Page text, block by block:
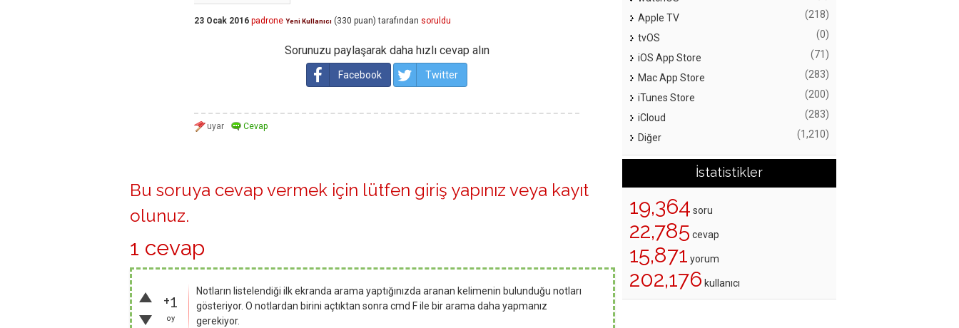
23 Ocak 2016 padrone Yeni Kullanıcı (330 puan) tarafından soruldu
Sorunuzu paylaşarak daha hızlı cevap alın
Facebook Twitter
Bu soruya cevap vermek için lütfen giriş yapınız veya kayıt
olunuz.
1 cevap
+1
oy
Notların listelendiği ilk ekranda arama yaptığınızda aranan kelimenin bulunduğu notları
gösteriyor. O notlardan birini açtıktan sonra cmd F ile bir arama daha yapmanız
gerekiyor.
Apple TV (218)
tvOS (0)
iOS App Store (71)
Mac App Store (283)
iTunes Store (200)
iCloud (283)
Diğer (1,210)
İstatistikler
19,364 soru
22,785 cevap
15,871 yorum
202,176 kullanıcı